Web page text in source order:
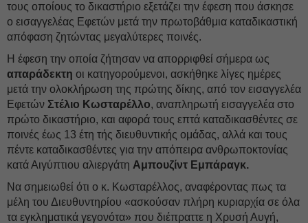
τους οποίους το δικαστήριο εξετάζει την έφεση που άσκησε
ο εισαγγελέας Εφετών μετά την πρωτοβάθμια καταδικαστική
απόφαση ζητώντας μεγαλύτερες ποινές.
Η έφεση την οποία ζήτησαν να απορριφθεί σήμερα ως
απαράδεκτη οι κατηγορούμενοι, ασκήθηκε λίγες ημέρες
μετά την ολοκλήρωση της πρώτης δίκης, από τον εισαγγελέα
Εφετών Στέλιο Κωσταρέλλο, αναπληρωτή εισαγγελέα στο
πρώτο δικαστήριο, και αφορά τους επτά καταδικασθέντες σε
ποινές έως 13 έτη τής διευθυντικής ομάδας, αλλά και τους
πέντε καταδικασθέντες για την απόπειρα ανθρωποκτονίας
κατά Αιγύπτιου αλιεργάτη Αμπουζίντ Εμπάραγκ.
Να σημειωθεί ότι ο κ. Κωσταρέλλος, αναφέροντας πως τα
μέλη του Διευθυντηρίου «ασκούσαν πλήρη κυριαρχία σε όλα
τα εγκληματικά γεγονότα» που διέπραττε η Χρυσή Αυγή,